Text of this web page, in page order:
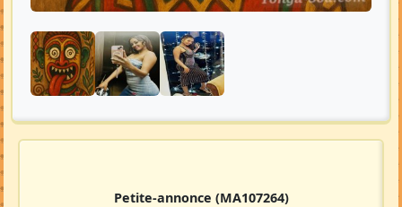
Petite-annonce (MA107264)